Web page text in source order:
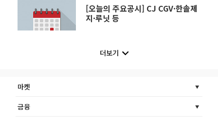
[오늘의 주요공시] CJ CGV·한솔제
지·루닛 등
더보기
마켓
금융